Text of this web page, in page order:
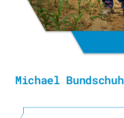
Michael Bundschuh